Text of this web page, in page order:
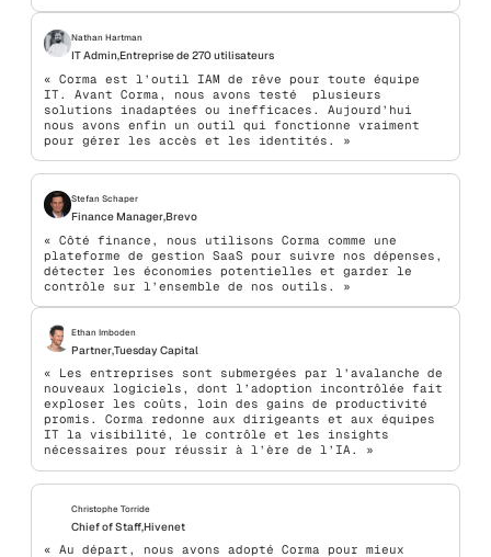
Nathan Hartman
IT Admin,Entreprise de 270 utilisateurs
« Corma est l’outil IAM de rêve pour toute équipe
IT. Avant Corma, nous avons testé plusieurs
solutions inadaptées ou inefficaces. Aujourd’hui
nous avons enfin un outil qui fonctionne vraiment
pour gérer les accès et les identités. »
Stefan Schaper
Finance Manager,Brevo
« Côté finance, nous utilisons Corma comme une
plateforme de gestion SaaS pour suivre nos dépenses,
détecter les économies potentielles et garder le
contrôle sur l’ensemble de nos outils. »
Ethan Imboden
Partner,Tuesday Capital
« Les entreprises sont submergées par l’avalanche de
nouveaux logiciels, dont l’adoption incontrôlée fait
exploser les coûts, loin des gains de productivité
promis. Corma redonne aux dirigeants et aux équipes
IT la visibilité, le contrôle et les insights
nécessaires pour réussir à l’ère de l’IA. »
Christophe Torride
Chief of Staff,Hivenet
« Au départ, nous avons adopté Corma pour mieux